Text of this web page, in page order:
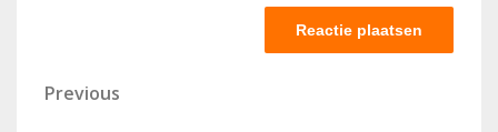
Berichtnavigatie
Previous
Previous